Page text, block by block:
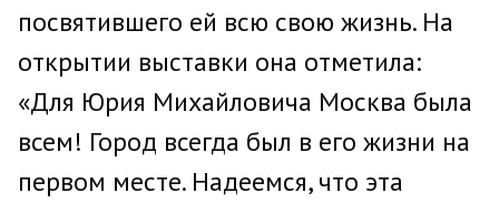
посвятившего ей всю свою жизнь. На
открытии выставки она отметила:
«Для Юрия Михайловича Москва была
всем! Город всегда был в его жизни на
первом месте. Надеемся, что эта